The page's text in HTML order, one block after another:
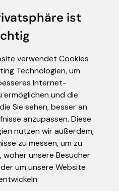
ist
verwendet Cookies
Technologien, um
Internet-
ermöglichen und die
Sie sehen, besser an
anzupassen. Diese
nutzen wir außerdem,
zu messen, um zu
woher unsere Besucher
um unsere Website